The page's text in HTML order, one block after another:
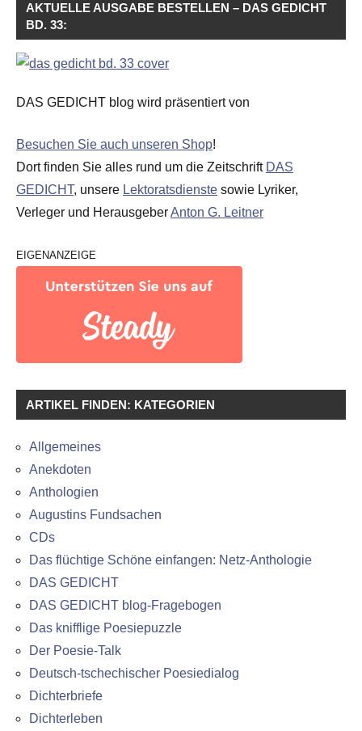
AKTUELLE AUSGABE BESTELLEN – DAS GEDICHT
BD. 33:
DAS GEDICHT blog wird präsentiert von
Besuchen Sie auch unseren Shop!
Dort finden Sie alles rund um die Zeitschrift DAS
GEDICHT, unsere Lektoratsdienste sowie Lyriker,
Verleger und HerausgeberAnton G. Leitner
EIGENANZEIGE
ARTIKEL FINDEN: KATEGORIEN
Allgemeines
Anekdoten
Anthologien
Augustins Fundsachen
CDs
Das flüchtige Schöne einfangen: Netz-Anthologie
DAS GEDICHT
DAS GEDICHT blog-Fragebogen
Das knifflige Poesiepuzzle
Der Poesie-Talk
Deutsch-tschechischer Poesiedialog
Dichterbriefe
Dichterleben